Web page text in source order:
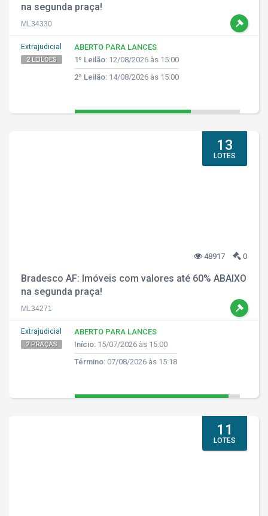
na segunda praça!
ML34330
Extrajudicial
2 LEILÕES
ABERTO PARA LANCES
1º Leilão: 12/08/2026 às 15:00
2ª Leilão: 14/08/2026 às 15:00
13
LOTES
48917 0
Bradesco AF: Imóveis com valores até 60% ABAIXO
na segunda praça!
ML34271
Extrajudicial
2 PRAÇAS
ABERTO PARA LANCES
Início: 15/07/2026 às 15:00
Término: 07/08/2026 às 15:18
11
LOTES